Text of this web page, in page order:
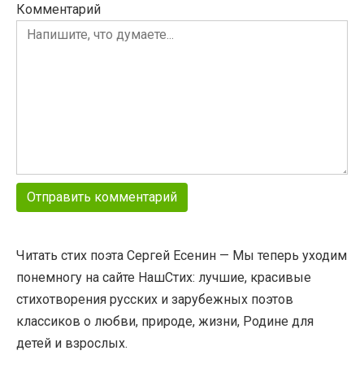
Комментарий
Читать стих поэта Сергей Есенин — Мы теперь уходим
понемногу на сайте НашСтих: лучшие, красивые
стихотворения русских и зарубежных поэтов
классиков о любви, природе, жизни, Родине для
детей и взрослых.